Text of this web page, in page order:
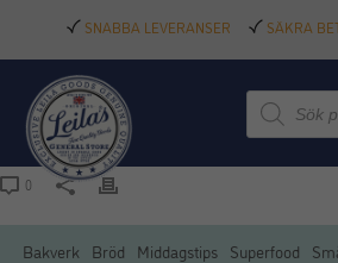
SNABBA LEVERANSER SÄKRA
0
Bakverk Bröd Middagstips Superfood